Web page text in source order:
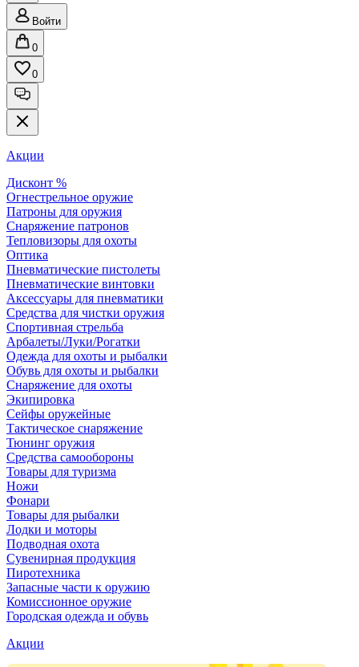
Войти
0
0
Акции
Дисконт %
Огнестрельное оружие
Патроны для оружия
Снаряжение патронов
Тепловизоры для охоты
Оптика
Пневматические пистолеты
Пневматические винтовки
Аксессуары для пневматики
Средства для чистки оружия
Спортивная стрельба
Арбалеты/Луки/Рогатки
Одежда для охоты и рыбалки
Обувь для охоты и рыбалки
Снаряжение для охоты
Экипировка
Сейфы оружейные
Тактическое снаряжение
Тюнинг оружия
Средства самообороны
Товары для туризма
Ножи
Фонари
Товары для рыбалки
Лодки и моторы
Подводная охота
Сувенирная продукция
Пиротехника
Запасные части к оружию
Комиссионное оружие
Городская одежда и обувь
Акции